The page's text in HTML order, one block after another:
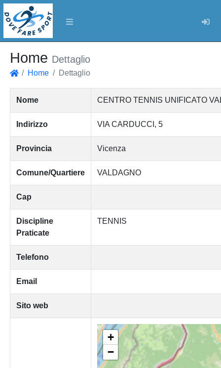
Home Dettaglio
Home Dettaglio
Nome CENTRO TENNIS UNIFICATO
Indirizzo VIA CARDUCCI, 5
Provincia Vicenza
Comune/Quartiere VALDAGNO
Cap
Discipline
Praticate
TENNIS
Telefono
Email
Sito web
+
−